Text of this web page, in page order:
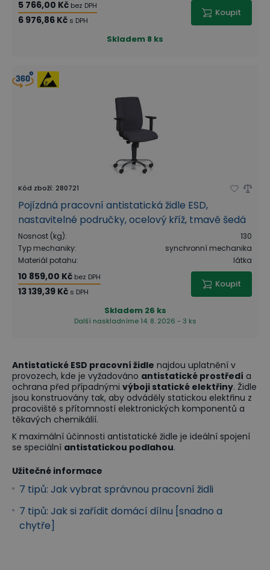
5 766,00 Kč bez DPH
6 976,86 Kč s DPH
Koupit
Skladem 8 ks
Kód zboží: 280721
Pojízdná pracovní antistatická židle ESD,
nastavitelné područky, ocelový kříž, tmavě šedá
Nosnost (kg):
130
Typ mechaniky:
synchronní mechanika
Materiál potahu: látka
10 859,00 Kč bez DPH
13 139,39 Kč s DPH
Koupit
Skladem 26 ks
Další naskladníme 14. 8. 2026 - 3 ks
Antistatické ESD pracovní židle najdou uplatnění v
provozech, kde je vyžadováno antistatické prostředí a
ochrana před případnými výboji statické elektřiny. Židle
jsou konstruovány tak, aby odváděly statickou elektřinu z
pracoviště s přítomností elektronických komponentů a
těkavých chemikálií.
K maximální účinnosti antistatické židle je ideální spojení
se speciální antistatickou podlahou.
Užitečné informace
7 tipů: Jak vybrat správnou pracovní židli
7 tipů: Jak si zařídit domácí dílnu [snadno a
chytře]